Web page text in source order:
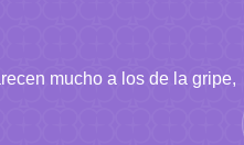
mucho a los de la gripe,